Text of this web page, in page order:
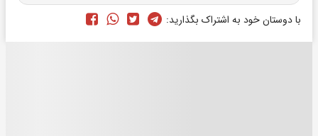
با دوستان خود به اشتراک بگذارید: